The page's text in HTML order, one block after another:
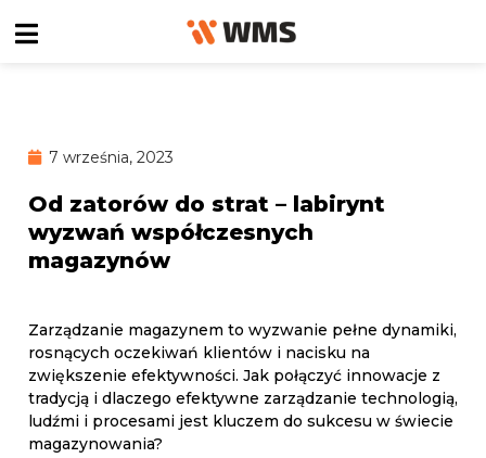
7 września, 2023
Od zatorów do strat – labirynt
wyzwań współczesnych
magazynów
Zarządzanie magazynem to wyzwanie pełne dynamiki,
rosnących oczekiwań klientów i nacisku na
zwiększenie efektywności. Jak połączyć innowacje z
tradycją i dlaczego efektywne zarządzanie technologią,
ludźmi i procesami jest kluczem do sukcesu w świecie
magazynowania?